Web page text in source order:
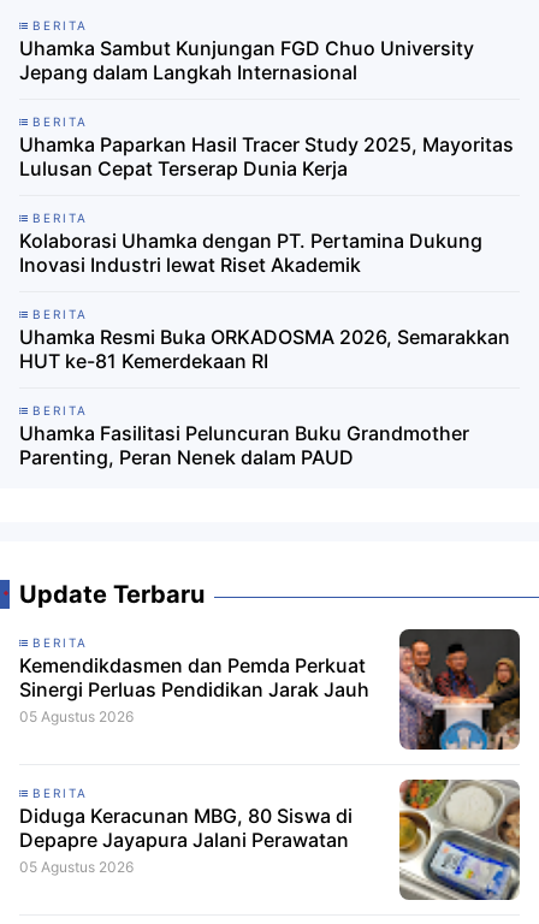
BERITA
Uhamka Sambut Kunjungan FGD Chuo University
Jepang dalam Langkah Internasional
BERITA
Uhamka Paparkan Hasil Tracer Study 2025, Mayoritas
Lulusan Cepat Terserap Dunia Kerja
BERITA
Kolaborasi Uhamka dengan PT. Pertamina Dukung
Inovasi Industri lewat Riset Akademik
BERITA
Uhamka Resmi Buka ORKADOSMA 2026, Semarakkan
HUT ke-81 Kemerdekaan RI
BERITA
Uhamka Fasilitasi Peluncuran Buku Grandmother
Parenting, Peran Nenek dalam PAUD
Update Terbaru
BERITA
Kemendikdasmen dan Pemda Perkuat
Sinergi Perluas Pendidikan Jarak Jauh
05 Agustus 2026
BERITA
Diduga Keracunan MBG, 80 Siswa di
Depapre Jayapura Jalani Perawatan
05 Agustus 2026